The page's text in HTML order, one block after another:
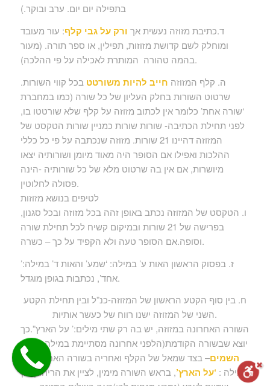
בתפילה יום יום. ערב ובוקר.)
ד.כתיבת מזוזה נעשית אך ורק על גבי קלף: עור מעובד
ומוחלק לשם קדושת מזוזות, תפילין, או ספר תורה. (מעור
בהמה טהורה המותרת לאכילה על פי ההלכה).
ה. קלף המזוזה חייב להיות משורטט בכל קווי השורות.
שרטוט השורות בחלק העליון של כל שורה (כמו במחברת
‘שורה אחת’ כלומר אין לכתוב מזוזה על קלף שלא שורטטו בו,
לפני תחילת הכתיבה- שורות שורות כמניין שורות הטקסט של
המזוזה דהיינו 21 שורות. מזוזה שנכתבה על פי כל כללי
ההלכות ואפילו אם הסופר היה מאוד מיומן ושורותיה יצאו
מיושרות, אם אין בה שרטוט מלא של כל שורותיה -הינה
פסולה לחלוטין.
לטיפים בנושא מזוזות
ו. הטקסט של המזוזה נכתב באופן זהה בכל מזוזה ובכל סגנון,
בפרישה של 21 שורות ובמיקום קשיח לכל תחילת שורה
וסופה.אם הסופר טעה ולא הקפיד על כך – כשרה.
ז. בפסוק הראשון האות ע’ במילה: ‘שמע’ והאות ד’ במילה:’
אחד’, נכתבות בגופן מוגדל.
ח. בין סוף הקטע הראשון של המזוזה-כנ”ל ובין תחילת הקטע
השני של המזוזה ישנו רווח של כעשר אותיות.
השורה האחרונה במזוזה, יש בה רק שתי מילים:’ על הארץ”.כך
יוצא שבשורה הקודמת(הלפני אחרונה מסתיימת במילה:כימי
השמים– בצד שמאל של הקלף ואחריה בשורה האחרונה
המילה : ‘על הארץ’, בראש השורה מימין, לציין את הריחוק בין